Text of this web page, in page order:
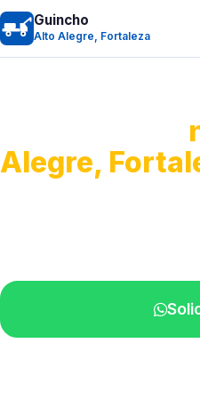
Guincho
Alto Alegre, Fortaleza
Alegre,